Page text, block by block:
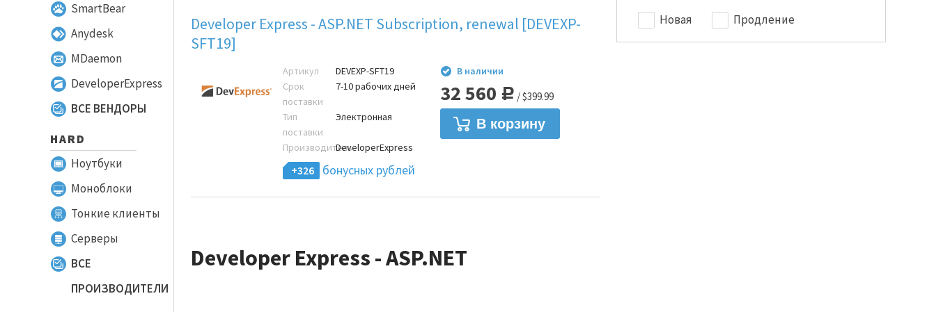
SmartBear
Anydesk
MDaemon
DeveloperExpress
ВСЕ ВЕНДОРЫ
HARD
Ноутбуки
Моноблоки
Тонкие клиенты
Серверы
ВСЕ
ПРОИЗВОДИТЕЛИ
Новая Продление
Developer Express - ASP.NET Subscription, renewal [DEVEXP-
SFT19]
Артикул
DEVEXP-SFT19
Срок
поставки
7-10 рабочих дней
Тип
поставки
Электронная
ПроизводительDeveloperExpress
+326 бонусных рублей
В наличии
32 560 Р / $399.99
Developer Express - ASP.NET